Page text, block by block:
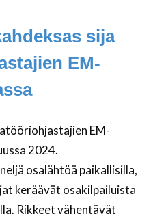
sija
EM-
EM-
2024.
osalähtöä paikallisilla,
keräävät osakilpailuista
Rikkeet vähentävät